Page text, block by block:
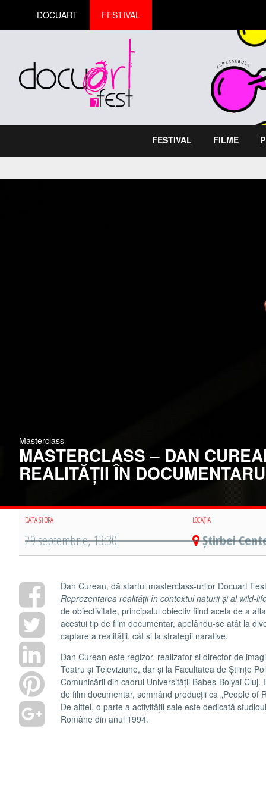
DOCUART FESTIVAL
FESTIVAL FILME
Masterclass
MASTERCLASS – DAN
REALITĂȚII ÎN
DATA ȘI ORA LOCAȚIA
29 septembrie, 13:30 Știrbei
Dan Curean, dă startul masterclass-urilor Docuart
Reprezentarea realității în contextul naturii și al wild-
de obiectivitate, principalul obiectiv fiind acela de a
acestui tip de film documentar, apelându-se atât la
captare a realității, cât și la strategii narative.
Dan Curean este regizor, realizator și director de
Teatru și Televiziune, dar și la Facultatea de Științe
Comunicării din cadrul Universității Babeș-Bolyai Cluj.
de film documentar, semnând producții ca „People of
De altfel, o parte a activității sale este dedicată
Române din anul 1994.